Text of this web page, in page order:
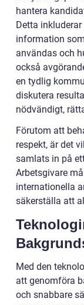
hantera
Detta
information
användas och
också
en tydlig
diskutera
nödvändigt,
Förutom att
respekt, är det
samlats in på
Arbetsgivare
internationella
säkerställa att
Med den
att genomföra
och snabbare